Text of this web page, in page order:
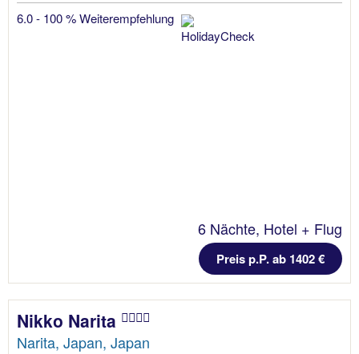
6.0 - 100 % Weiterempfehlung
6 Nächte, Hotel + Flug
Preis p.P. ab 1402 €
Nikko Narita
Narita, Japan, Japan